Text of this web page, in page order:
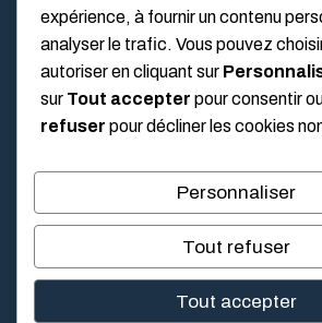
LIEN UTILES
Mentions légales
expérience, à fournir un contenu
analyser le trafic. Vous pouvez
autoriser en cliquant sur
sur Tout accepter pour consentir
refuser pour décliner les cookies
Personnaliser
Tout refuser
Tout accepter